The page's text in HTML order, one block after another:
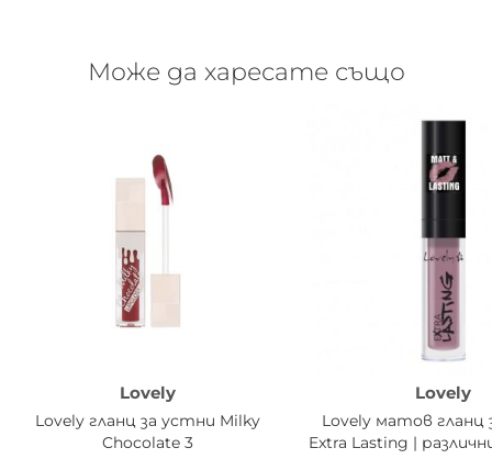
Може да харесате също
Lovely
Lovely гланц за устни Milky
Chocolate 3
Lovely
Lovely матов гланц
Extra Lasting |